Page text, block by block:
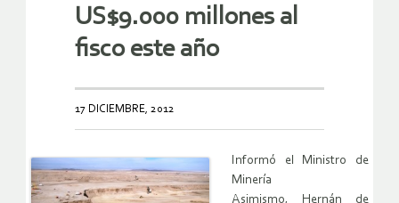
US$9.000 millones al
fisco este año
17 DICIEMBRE, 2012
Informó el Ministro de
Minería
Asimismo, Hernán de